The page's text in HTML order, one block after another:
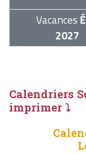
Vacances
2027
Calendriers
imprimer ⤵